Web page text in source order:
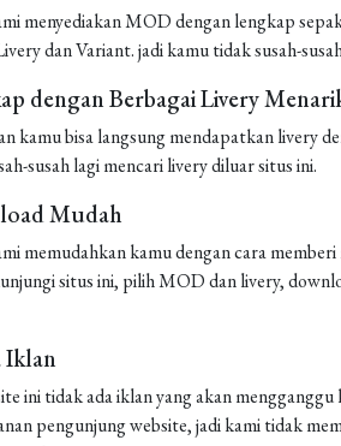
menyediakan MOD dengan lengkap
dan Variant. jadi kamu tidak susah-
dengan Berbagai Livery
kamu bisa langsung mendapatkan livery
susah lagi mencari livery diluar situs ini.
Mudah
memudahkan kamu dengan cara
situs ini, pilih MOD dan livery,
Iklan
ini tidak ada iklan yang akan
pengunjung website, jadi kami tidak